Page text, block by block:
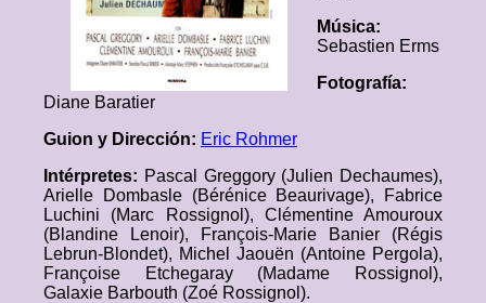
Música:
Sebastien Erms
Fotografía:
Diane Baratier
Guion y Dirección: Eric Rohmer
Intérpretes: Pascal Greggory (Julien Dechaumes),
Arielle Dombasle (Bérénice Beaurivage), Fabrice
Luchini (Marc Rossignol), Clémentine Amouroux
(Blandine Lenoir), François-Marie Banier (Régis
Lebrun-Blondet), Michel Jaouën (Antoine Pergola),
Françoise Etchegaray (Madame Rossignol),
Galaxie Barbouth (Zoé Rossignol).